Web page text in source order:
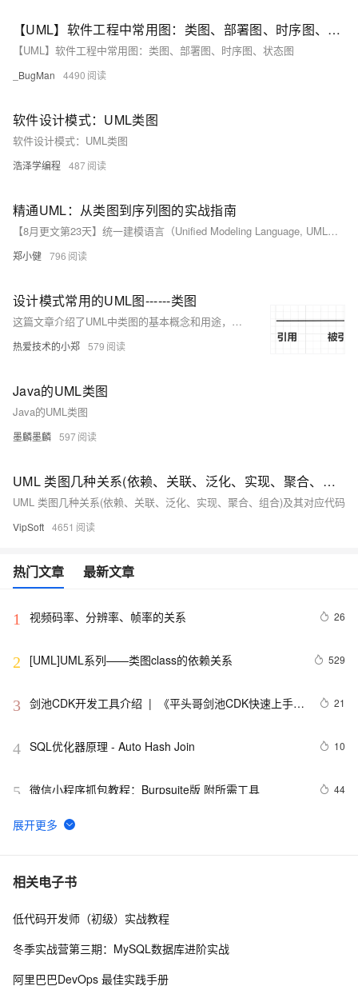
【UML】软件工程中常用图：类图、部署图、时序图、状态图
【UML】软件工程中常用图：类图、部署图、时序图、状态图
_BugMan 4490
软件设计模式：UML类图
软件设计模式：UML类图
浩泽学编程 487
精通UML：从类图到序列图的实战指南
【8月更文第23天】统一建模语言（Unified Modeling Language, UML）是一种用于软件工程的标准图形化语言，它提供了一套工具来帮助开发团队可视化、构造和文档化软件系统。在UML中，类图和序列图是最常用也是最重要的两种图。类图用于描述系统的静态结构，而序列图则用于表示对象之间的交互和系统的动态行为。
郑小健 796
设计模式常用的UML图------类图
这篇文章介绍了UML中类图的基本概念和用途，详细解释了类与接口、类之间的关系，包括继承、实现、组合、聚合、关联和依赖等六种关系，并展示了它们在类图中的表示方法。
热爱技术的小郑 579
Java的UML类图
Java的UML类图
墨麟墨麟 597
UML 类图几种关系(依赖、关联、泛化、实现、聚合、组合)及其对应代码
UML 类图几种关系(依赖、关联、泛化、实现、聚合、组合)及其对应代码
VipSoft 4651
热门文章 最新文章
1 视频码率、分辨率、帧率的关系 26
2 [UML]UML系列——类图class的依赖关系 529
3 剑池CDK开发工具介绍  |  《平头哥剑池CDK快速上手指
21
4 SQL优化器原理 - Auto Hash Join 10
5 微信小程序抓包教程：Burpsuite版 附所需工具 44
6 又一个项目开源，阿里已成为中国开源的关键力量？
7 看懂UML类图和时序图
8 设计模式之UML类图的常见关系（一）
相关电子书
低代码开发师（初级）实战教程
冬季实战营第三期：MySQL数据库进阶实战
阿里巴巴DevOps 最佳实践手册